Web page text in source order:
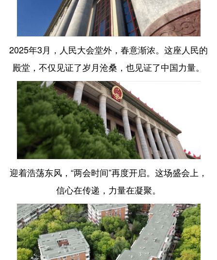
2025年3月，人民大会堂外，春意渐浓。这座人民的
殿堂，不仅见证了岁月沧桑，也见证了中国力量。
迎着浩荡东风，“两会时间”再度开启。这场盛会上，
信心在传递，力量在凝聚。